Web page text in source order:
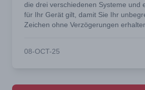
die drei verschiedenen Systeme und
für Ihr Gerät gilt, damit Sie Ihr
Zeichen ohne Verzögerungen
08-OCT-25